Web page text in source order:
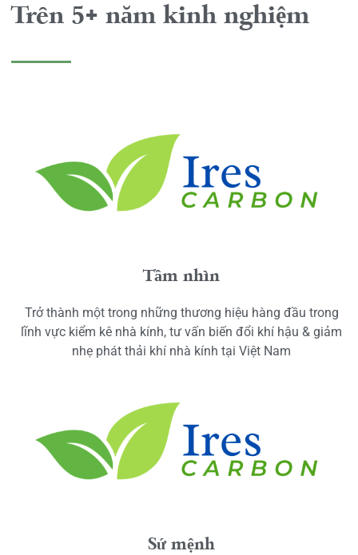
Trên 5+ năm kinh nghiệm
Tầm nhìn
Trở thành một trong những thương hiệu hàng đầu trong
lĩnh vực kiểm kê nhà kính, tư vấn biến đổi khí hậu & giảm
nhẹ phát thải khí nhà kính tại Việt Nam
Sứ mệnh